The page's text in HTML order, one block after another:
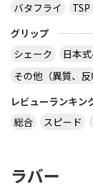
バタフライ
TSP
グリップ
シェーク
日本
その他（異質、反
レビューランキン
総合
スピード
ラバー